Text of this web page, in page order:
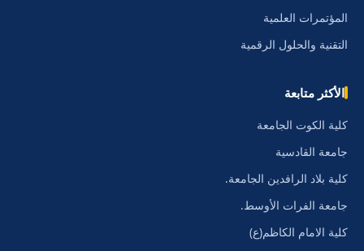
المؤتمرات العلمية
التقنية والحلول الرقمية
الأكثر متابعة
كلية الكوت الجامعة
جامعة القادسية
كلية بلاد الرافدين الجامعة.
جامعة الفرات الأوسط.
كلية الامام الكاظم(ع)